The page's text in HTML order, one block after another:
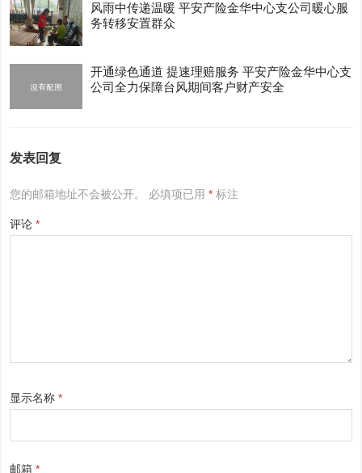
风雨中传递温暖 平安产险金华中心支公司暖心服
务转移安置群众
开通绿色通道 提速理赔服务 平安产险金华中心支
公司全力保障台风期间客户财产安全
发表回复
您的邮箱地址不会被公开。 必填项已用* 标注
评论*
显示名称*
邮箱*